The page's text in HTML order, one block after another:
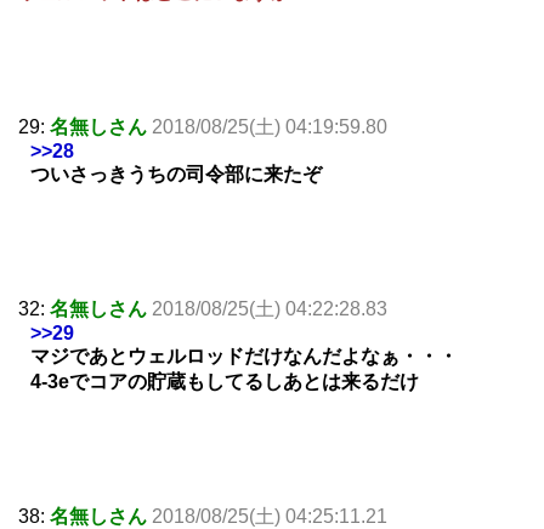
29: 名無しさん 2018/08/25(土) 04:19:59.80
>>28
ついさっきうちの司令部に来たぞ
32: 名無しさん 2018/08/25(土) 04:22:28.83
>>29
マジであとウェルロッドだけなんだよなぁ・・・
4-3eでコアの貯蔵もしてるしあとは来るだけ
38: 名無しさん 2018/08/25(土) 04:25:11.21